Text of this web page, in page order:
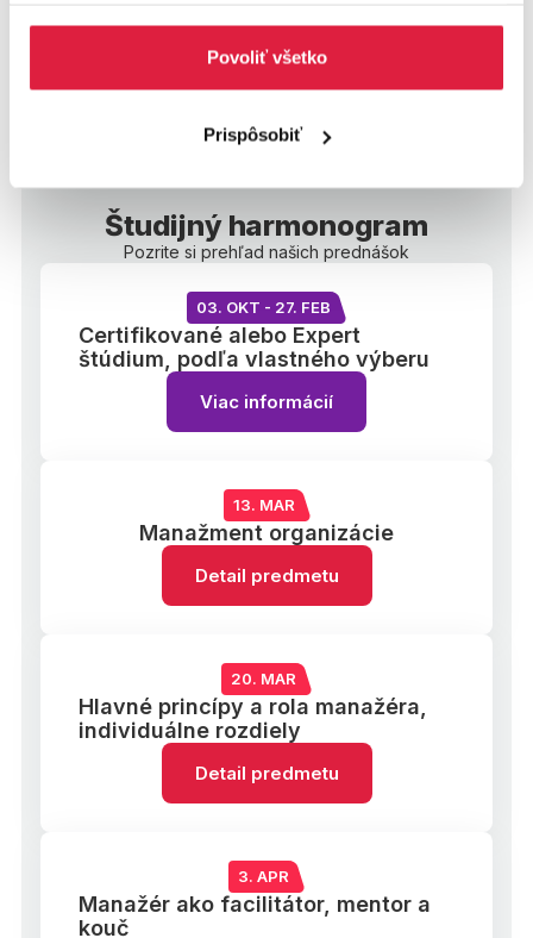
Povoliť všetko
Prispôsobiť
ktorú odprezentuješ pred komisiou a titul
Študijný harmonogram
Pozrite si prehľad našich prednášok
03. OKT - 27. FEB
Certifikované alebo Expert
štúdium, podľa vlastného výberu
Viac informácií
13. MAR
Manažment organizácie
Detail predmetu
20. MAR
Hlavné princípy a rola manažéra,
individuálne rozdiely
Detail predmetu
3. APR
Manažér ako facilitátor, mentor a
kouč